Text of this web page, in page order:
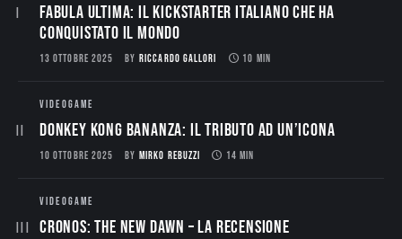
Fabula Ultima: il Kickstarter italiano che ha
conquistato il mondo
13 OTTOBRE 2025 BY RICCARDO GALLORI 10 MIN
VIDEOGAME
Donkey Kong Bananza: Il Tributo ad un’Icona
10 OTTOBRE 2025 BY MIRKO REBUZZI 14 MIN
VIDEOGAME
CRONOS: THE NEW DAWN – La Recensione